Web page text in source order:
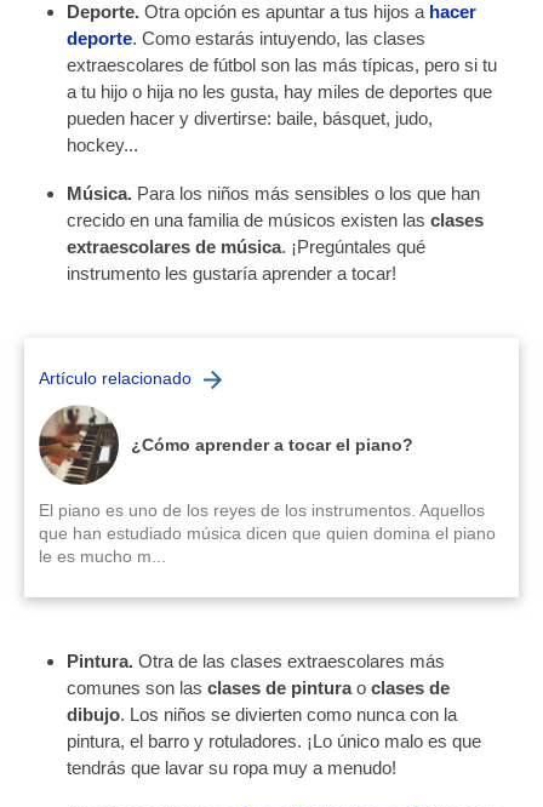
Deporte. Otra opción es apuntar a tus hijos a hacer
deporte. Como estarás intuyendo, las clases
extraescolares de fútbol son las más típicas, pero si tu
a tu hijo o hija no les gusta, hay miles de deportes que
pueden hacer y divertirse: baile, básquet, judo,
hockey...
Música. Para los niños más sensibles o los que han
crecido en una familia de músicos existen lasclases
extraescolares de música. ¡Pregúntales qué
instrumento les gustaría aprender a tocar!
Artículo relacionado
¿Cómo aprender a tocar el piano?
El piano es uno de los reyes de los instrumentos. Aquellos
que han estudiado música dicen que quien domina el piano
le es mucho m...
Pintura. Otra de las clases extraescolares más
comunes son lasclases de pinturaoclases de
dibujo. Los niños se divierten como nunca con la
pintura, el barro y rotuladores. ¡Lo único malo es que
tendrás que lavar su ropa muy a menudo!